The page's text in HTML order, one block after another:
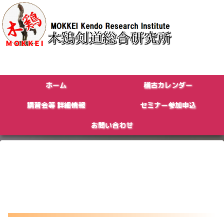
ホーム 稽古カレンダー
講習会等 詳細情報 セミナー参加申込
お問い合わせ